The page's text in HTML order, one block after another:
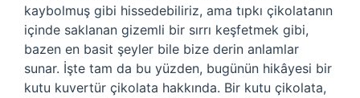
kaybolmuş gibi hissedebiliriz, ama tıpkı çikolatanın
içinde saklanan gizemli bir sırrı keşfetmek gibi,
bazen en basit şeyler bile bize derin anlamlar
sunar. İşte tam da bu yüzden, bugünün hikâyesi bir
kutu kuvertür çikolata hakkında. Bir kutu çikolata,